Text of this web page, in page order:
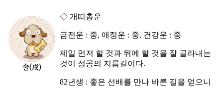
◇ 개띠총운
금전운 : 중, 애정운 : 중, 건강운 : 중
제일 먼저 할 것과 뒤에 할 것을 잘 골라내는
것이 성공의 지름길이다.
82년생 : 좋은 선배를 만나 바른 길을 얻으니